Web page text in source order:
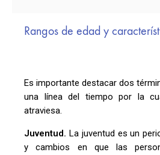
Rangos de edad y
Es importante destacar dos
una línea del tiempo por la
atraviesa.
Juventud. La juventud es un
y cambios en que las